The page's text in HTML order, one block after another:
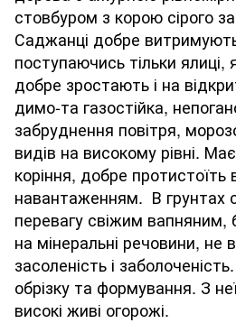
стовбуром з корою сірого
Саджанці добре
поступаючись тільки ялиці,
добре зростають і на
димо-та газостійка,
забруднення повітря,
видів на високому рівні.
коріння, добре протистоїть
навантаженням. В грунтах
перевагу свіжим вапняним,
на мінеральні речовини, не
засоленість і
обрізку та формування. З
високі живі огорожі.